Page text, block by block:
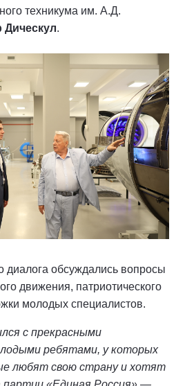
техникума им. А.Д.
Дическул.
диалога обсуждались вопросы
движения, патриотического
молодых специалистов.
с прекрасными
ребятами, у которых
любят свою страну и хотят